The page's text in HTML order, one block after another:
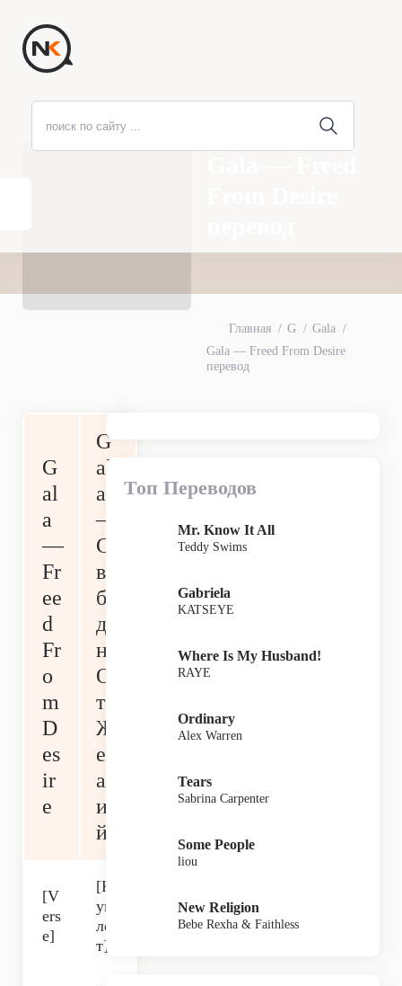
Главная G
Gala
Gala — Freed From Desire
перевод
G
al
a
—
Fr
ee
d
Fr
o
m
D
es
ir
e
G
al
a
—
С
во
бо
де
н
О
т
Ж
ел
ан
и
й
[V
ers
e]
[К
уп
ле
т]
Топ Переводов
Mr. Know It All
Teddy Swims
Gabriela
KATSEYE
Where Is My Husband!
RAYE
Ordinary
Alex Warren
Tears
Sabrina Carpenter
Some People
liou
New Religion
Bebe Rexha & Faithless